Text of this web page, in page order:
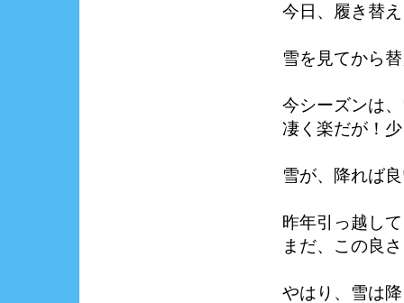
今日、履き替
雪を見てから
今シーズンは
凄く楽だが！
雪が、降れば
昨年引っ越し
まだ、この良
やはり、雪は